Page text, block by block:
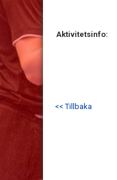
Aktivitetsinfo:
<< Tillbaka